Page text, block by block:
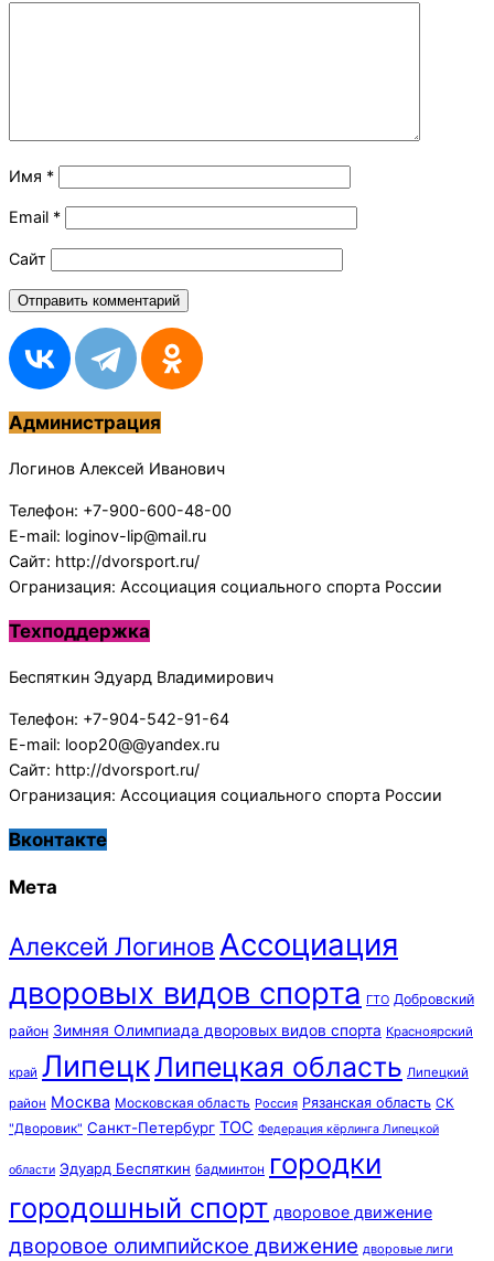
Имя *
Email *
Сайт
Администрация
Логинов Алексей Иванович
Телефон: +7-900-600-48-00
E-mail: loginov-lip@mail.ru
Сайт: http://dvorsport.ru/
Огранизация: Ассоциация социального спорта России
Техподдержка
Беспяткин Эдуард Владимирович
Телефон: +7-904-542-91-64
E-mail: loop20@@yandex.ru
Сайт: http://dvorsport.ru/
Огранизация: Ассоциация социального спорта России
Вконтакте
Мета
Алексей ЛогиновАссоциация
дворовых видов спорта ГТО Добровский
район Зимняя Олимпиада дворовых видов спорта Красноярский
край ЛипецкЛипецкая область Липецкий
район Москва Московская область Россия Рязанская область СК
"Дворовик" Санкт-Петербург ТОС Федерация кёрлинга Липецкой
области Эдуард Беспяткин бадминтон городки
городошный спорт дворовое движение
дворовое олимпийское движение дворовые лиги